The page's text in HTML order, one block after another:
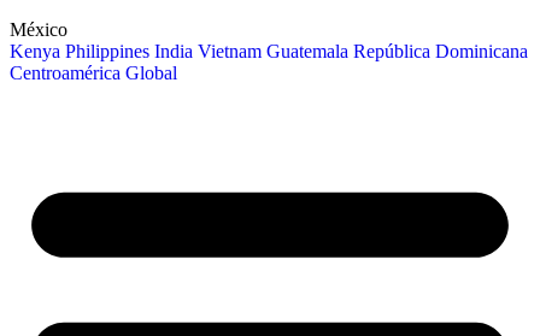
México
Kenya Philippines India Vietnam Guatemala República Dominicana
Centroamérica Global